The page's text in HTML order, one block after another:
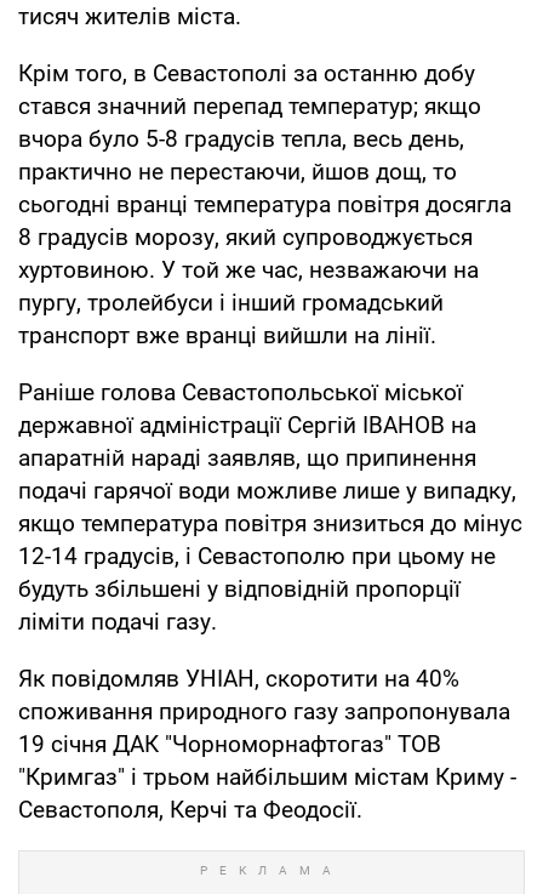
тисяч жителів міста.
Крім того, в Севастополі за останню добу
стався значний перепад температур; якщо
вчора було 5-8 градусів тепла, весь день,
практично не перестаючи, йшов дощ, то
сьогодні вранці температура повітря досягла
8 градусів морозу, який супроводжується
хуртовиною. У той же час, незважаючи на
пургу, тролейбуси і інший громадський
транспорт вже вранці вийшли на лінії.
Раніше голова Севастопольської міської
державної адміністрації Сергій ІВАНОВ на
апаратній нараді заявляв, що припинення
подачі гарячої води можливе лише у випадку,
якщо температура повітря знизиться до мінус
12-14 градусів, і Севастополю при цьому не
будуть збільшені у відповідній пропорції
ліміти подачі газу.
Як повідомляв УНІАН, скоротити на 40%
споживання природного газу запропонувала
19 січня ДАК "Чорноморнафтогаз" ТОВ
"Кримгаз" і трьом найбільшим містам Криму -
Севастополя, Керчі та Феодосії.